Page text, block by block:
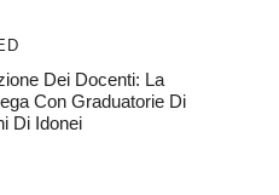
Dei Docenti: La
Con Graduatorie Di
Di Idonei